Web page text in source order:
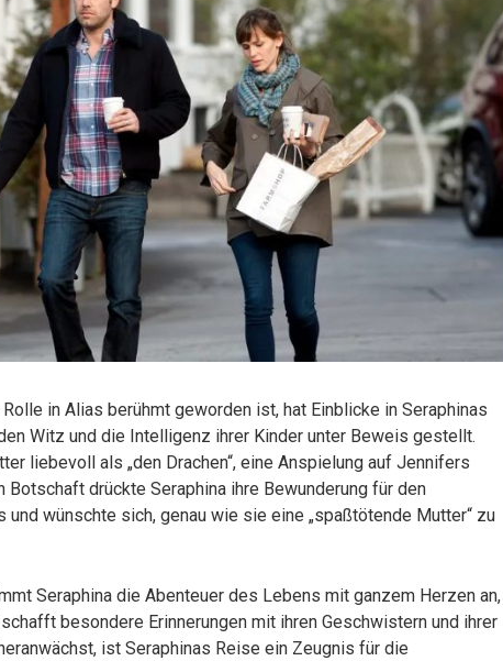
in Alias berühmt geworden ist, hat Einblicke in Seraphinas
Witz und die Intelligenz ihrer Kinder unter Beweis gestellt.
liebevoll als „den Drachen“, eine Anspielung auf Jennifers
Botschaft drückte Seraphina ihre Bewunderung für den
wünschte sich, genau wie sie eine „spaßtötende Mutter“ zu
Seraphina die Abenteuer des Lebens mit ganzem Herzen an,
besondere Erinnerungen mit ihren Geschwistern und ihrer
ist Seraphinas Reise ein Zeugnis für die